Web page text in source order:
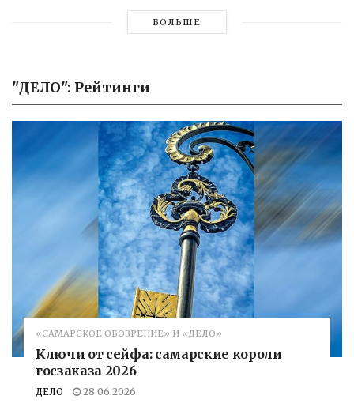
БОЛЬШЕ
"ДЕЛО": Рейтинги
«САМАРСКОЕ ОБОЗРЕНИЕ» И «ДЕЛО»
Ключи от сейфа: самарские короли
госзаказа 2026
ДЕЛО 28.06.2026